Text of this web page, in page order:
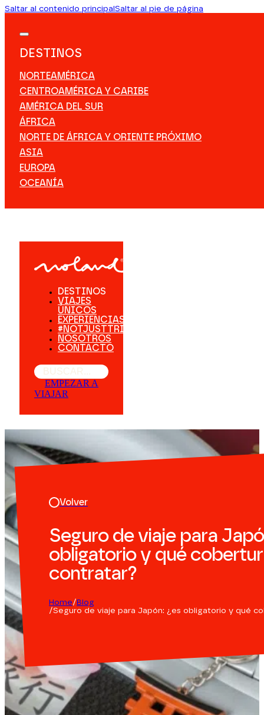
Saltar al contenido principal Saltar al pie de página
DESTINOS
NORTEAMÉRICA
CENTROAMÉRICA Y CARIBE
AMÉRICA DEL SUR
ÁFRICA
NORTE DE ÁFRICA Y ORIENTE PRÓXIMO
ASIA
EUROPA
OCEANÍA
DESTINOS
VIAJES
ÚNICOS
EXPERIENCIAS
#NOTJUSTTRIPS
NOSOTROS
CONTACTO
Buscar
EMPEZAR A
VIAJAR
Volver
Seguro de viaje para
obligatorio y qué
contratar?
Home
Blog
Seguro de viaje para Japón: ¿es obligatorio y qué